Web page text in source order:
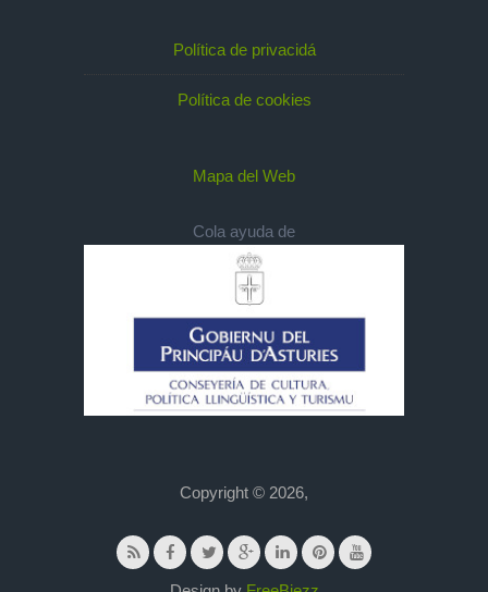
Política de privacidá
Política de cookies
Mapa del Web
Cola ayuda de
Copyright © 2026,